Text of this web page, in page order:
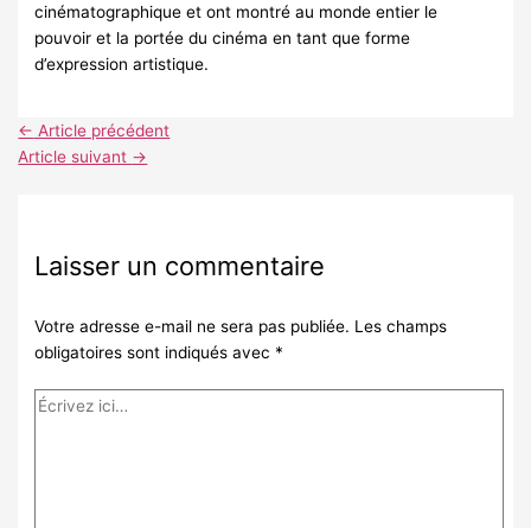
cinématographique et ont montré au monde entier le
pouvoir et la portée du cinéma en tant que forme
d’expression artistique.
← Article précédent
Article suivant →
Laisser un commentaire
Votre adresse e-mail ne sera pas publiée. Les champs
obligatoires sont indiqués avec *
Écrivez